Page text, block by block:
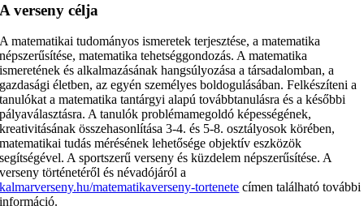
A verseny célja
A matematikai tudományos ismeretek terjesztése, a matematika
népszerűsítése, matematika tehetséggondozás. A matematika
ismeretének és alkalmazásának hangsúlyozása a társadalomban, a
gazdasági életben, az egyén személyes boldogulásában. Felkészíteni a
tanulókat a matematika tantárgyi alapú továbbtanulásra és a későbbi
pályaválasztásra. A tanulók problémamegoldó képességének,
kreativitásának összehasonlítása 3-4. és 5-8. osztályosok körében,
matematikai tudás mérésének lehetősége objektív eszközök
segítségével. A sportszerű verseny és küzdelem népszerűsítése. A
verseny történetéről és névadójáról a
kalmarverseny.hu/matematikaverseny-tortenete címen található további
információ.